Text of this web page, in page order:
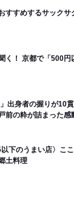
すすめするサックサ
く！ 京都で「500
」出身者の握りが10
前の粋が詰まった感
以下のうまい店〉こ
土料理